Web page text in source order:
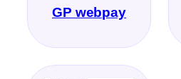
GP webpay